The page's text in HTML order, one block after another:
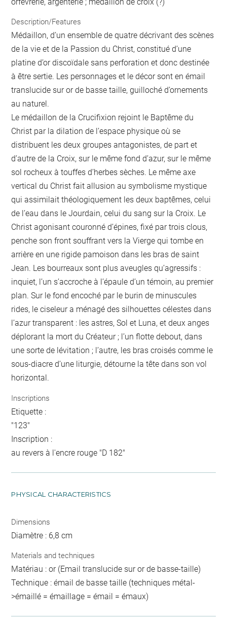
Description/Features
Médaillon, d’un ensemble de quatre décrivant des scènes
de la vie et de la Passion du Christ, constitué d’une
platine d’or discoïdale sans perforation et donc destinée
à être sertie. Les personnages et le décor sont en émail
translucide sur or de basse taille, guilloché d’ornements
au naturel.
Le médaillon de la Crucifixion rejoint le Baptême du
Christ par la dilation de l’espace physique où se
distribuent les deux groupes antagonistes, de part et
d’autre de la Croix, sur le même fond d’azur, sur le même
sol rocheux à touffes d’herbes sèches. Le même axe
vertical du Christ fait allusion au symbolisme mystique
qui assimilait théologiquement les deux baptêmes, celui
de l’eau dans le Jourdain, celui du sang sur la Croix. Le
Christ agonisant couronné d’épines, fixé par trois clous,
penche son front souffrant vers la Vierge qui tombe en
arrière en une rigide pamoison dans les bras de saint
Jean. Les bourreaux sont plus aveugles qu’agressifs :
inquiet, l’un s’accroche à l’épaule d’un témoin, au premier
plan. Sur le fond encoché par le burin de minuscules
rides, le ciseleur a ménagé des silhouettes célestes dans
l’azur transparent : les astres, Sol et Luna, et deux anges
déplorant la mort du Créateur ; l’un flotte debout, dans
une sorte de lévitation ; l’autre, les bras croisés comme le
sous-diacre d’une liturgie, détourne la tête dans son vol
horizontal.
Inscriptions
Etiquette :
"123"
Inscription :
au revers à l'encre rouge "D 182"
PHYSICAL CHARACTERISTICS
Dimensions
Diamètre : 6,8 cm
Materials and techniques
Matériau : or (Email translucide sur or de basse-taille)
Technique : émail de basse taille (techniques métal-
>émaillé = émaillage = émail = émaux)